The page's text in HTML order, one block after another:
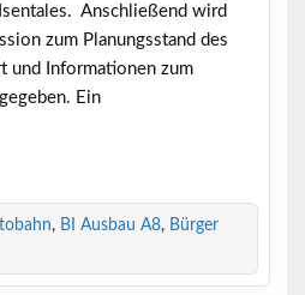
Anschließend wird
zum Planungsstand des
und Informationen zum
Ein
, BI Ausbau A8, Bürger